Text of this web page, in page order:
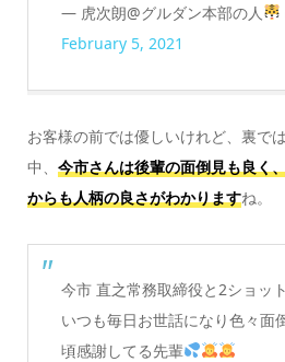
— 虎次朗@グルダン本部の人
February 5, 2021
お客様の前では優しいけれど、裏で
中、 今市さんは後輩の面倒見も良く
からも人柄の良さがわかりますね。
今市 直之常務取締役と2ショット
いつも毎日お世話になり色々面
頃感謝してる先輩